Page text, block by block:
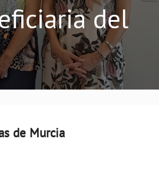
del
de Murcia